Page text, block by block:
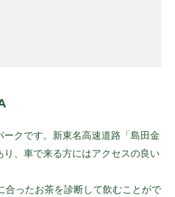
クです。新東名高速道路「島田金
、車で来る方にはアクセスの良い
合ったお茶を診断して飲むことがで